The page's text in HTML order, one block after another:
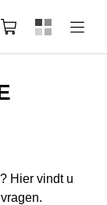
Winkelmandje
Hier vindt u